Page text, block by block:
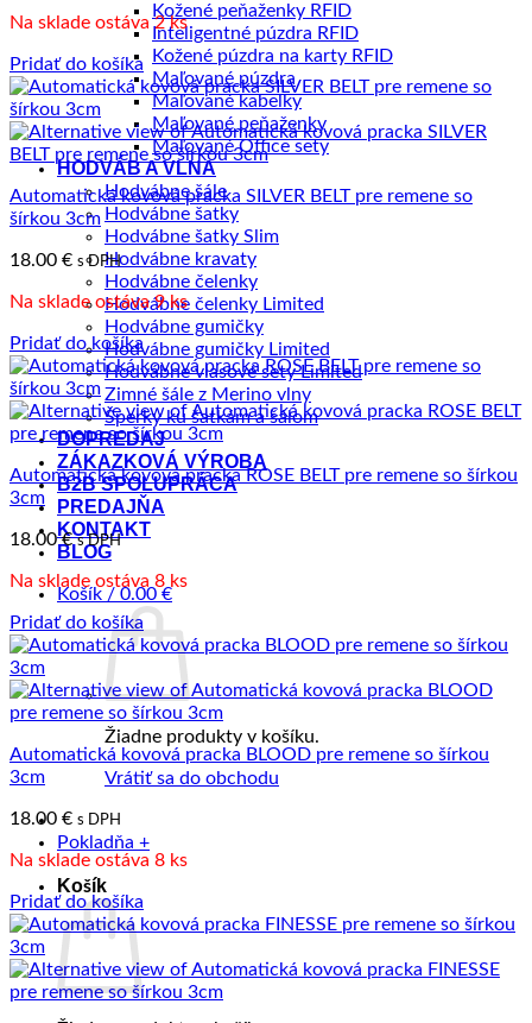
Kožené peňaženky RFID
Inteligentné púzdra RFID
Kožené púzdra na karty RFID
Maľované púzdra
Maľované kabelky
Maľované peňaženky
Maľované Office sety
HODVÁB A VLNA
Hodvábne šále
Hodvábne šatky
Hodvábne šatky Slim
Hodvábne kravaty
Hodvábne čelenky
Hodvábne čelenky Limited
Hodvábne gumičky
Hodvábne gumičky Limited
Hodvábne vlasové sety Limited
Zimné šále z Merino vlny
Šperky ku šatkám a šálom
DOPREDAJ
ZÁKAZKOVÁ VÝROBA
B2B SPOLUPRÁCA
PREDAJŇA
KONTAKT
BLOG
Košík / 0.00 €
Žiadne produkty v košíku.
Vrátiť sa do obchodu
Pokladňa +
Košík
Na sklade ostáva 2 ks
Pridať do košíka
Automatická kovová pracka SILVER BELT pre remene so
šírkou 3cm
18.00 € s DPH
Na sklade ostáva 9 ks
Pridať do košíka
Automatická kovová pracka ROSE BELT pre remene so šírkou
3cm
18.00€ s DPH
Na sklade ostáva 8 ks
Pridať do košíka
Automatická kovová pracka BLOOD pre remene so šírkou
3cm
18.00 € s DPH
Na sklade ostáva 8 ks
Pridať do košíka